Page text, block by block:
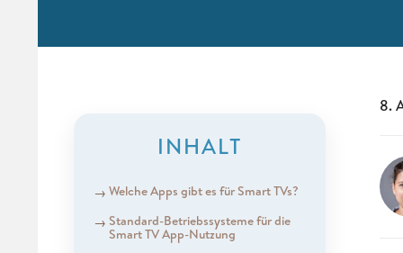
INHALT
Welche Apps gibt es für Smart TVs?
Standard-Betriebssysteme für die
Smart TV App-Nutzung
8.